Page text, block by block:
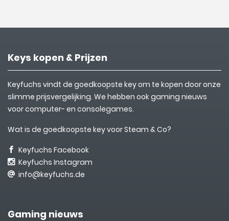
Keys kopen & Prijzen
Keyfuchs vindt de goedkoopste key om te kopen door onze
slimme prijsvergelijking. We hebben ook gaming nieuws
voor computer- en consolegames.
Wat is de goedkoopste key voor Steam & Co?
Keyfuchs Facebook
Keyfuchs Instagram
info@keyfuchs.de
Gaming nieuws